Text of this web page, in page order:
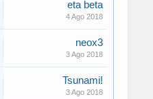
eta beta
4 Ago 2018
neox3
3 Ago 2018
Tsunami!
3 Ago 2018